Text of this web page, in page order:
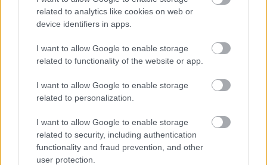
related to analytics like cookies on web or
device identifiers in apps.
I want to allow Google to enable storage
related to functionality of the website or app.
I want to allow Google to enable storage
related to personalization.
I want to allow Google to enable storage
related to security, including authentication
functionality and fraud prevention, and other
user protection.